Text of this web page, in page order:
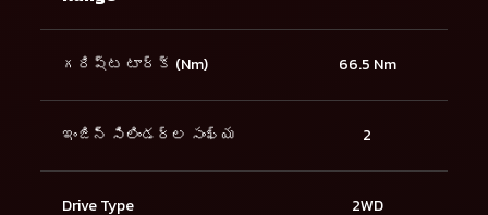
గరిష్ట టార్క్ (Nm) 66.5 Nm
ఇంజిన్ సిలిండర్ల సంఖ్య 2
Drive Type 2WD